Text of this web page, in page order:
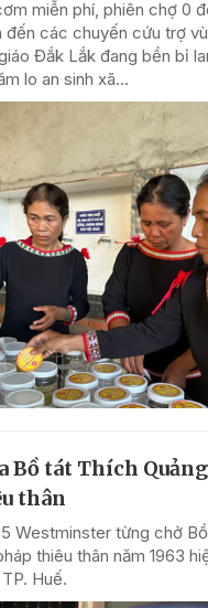
miễn phí, phiên chợ 0
đến các chuyến cứu trợ
Đắk Lắk đang bền bỉ
lo an sinh xã...
Bồ tát Thích
thân
Westminster từng chở
thiêu thân năm 1963
Huế.